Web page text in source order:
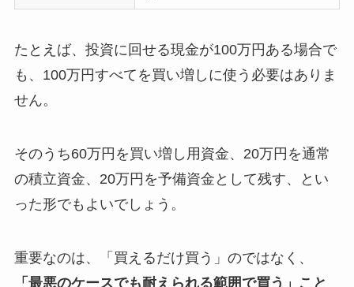
たとえば、投資に回せる現金が100万円ある場合で
も、100万円すべてを買い増しに使う必要はありま
せん。
そのうち60万円を買い増し用資金、20万円を通常
の積立資金、20万円を予備資金として残す、とい
った形でもよいでしょう。
重要なのは、「買えるだけ買う」のではなく、
「最悪のケースでも耐えられる範囲で買う」こと